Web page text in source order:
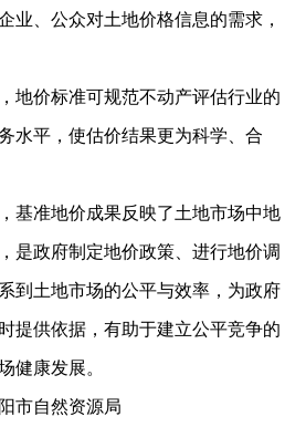
业、公众对土地价格信息的需求，
价标准可规范不动产评估行业的
水平，使估价结果更为科学、合
准地价成果反映了土地市场中地
是政府制定地价政策、进行地价调
到土地市场的公平与效率，为政府
提供依据，有助于建立公平竞争的
健康发展。
自然资源局